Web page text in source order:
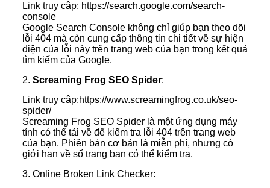
Link truy cập: https://search.google.com/search-
console
Google Search Console không chỉ giúp bạn theo dõi
lỗi 404 mà còn cung cấp thông tin chi tiết về sự hiện
diện của lỗi này trên trang web của bạn trong kết quả
tìm kiếm của Google.
2. Screaming Frog SEO Spider:
Link truy cập:https://www.screamingfrog.co.uk/seo-
spider/
Screaming Frog SEO Spider là một ứng dụng máy
tính có thể tải về để kiểm tra lỗi 404 trên trang web
của bạn. Phiên bản cơ bản là miễn phí, nhưng có
giới hạn về số trang bạn có thể kiểm tra.
3. Online Broken Link Checker: